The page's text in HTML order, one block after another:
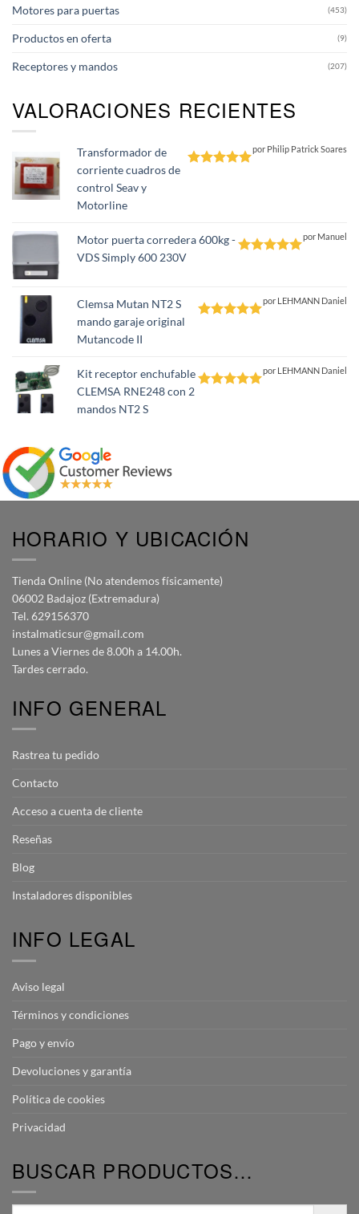
Motores para puertas (453)
Productos en oferta (9)
Receptores y mandos (207)
VALORACIONES RECIENTES
Transformador de
corriente cuadros de
control Seav y
Motorline
por Philip Patrick Soares
Motor puerta corredera 600kg -
VDS Simply 600 230V
por Manuel
Clemsa Mutan NT2 S
mando garaje original
Mutancode II
por LEHMANN Daniel
Kit receptor enchufable
CLEMSA RNE248 con 2
mandos NT2 S
por LEHMANN Daniel
HORARIO Y UBICACIÓN
Tienda Online (No atendemos físicamente)
06002 Badajoz (Extremadura)
Tel. 629156370
instalmaticsur@gmail.com
Lunes a Viernes de 8.00h a 14.00h.
Tardes cerrado.
INFO GENERAL
Rastrea tu pedido
Contacto
Acceso a cuenta de cliente
Reseñas
Blog
Instaladores disponibles
INFO LEGAL
Aviso legal
Términos y condiciones
Pago y envío
Devoluciones y garantía
Política de cookies
Privacidad
BUSCAR PRODUCTOS…